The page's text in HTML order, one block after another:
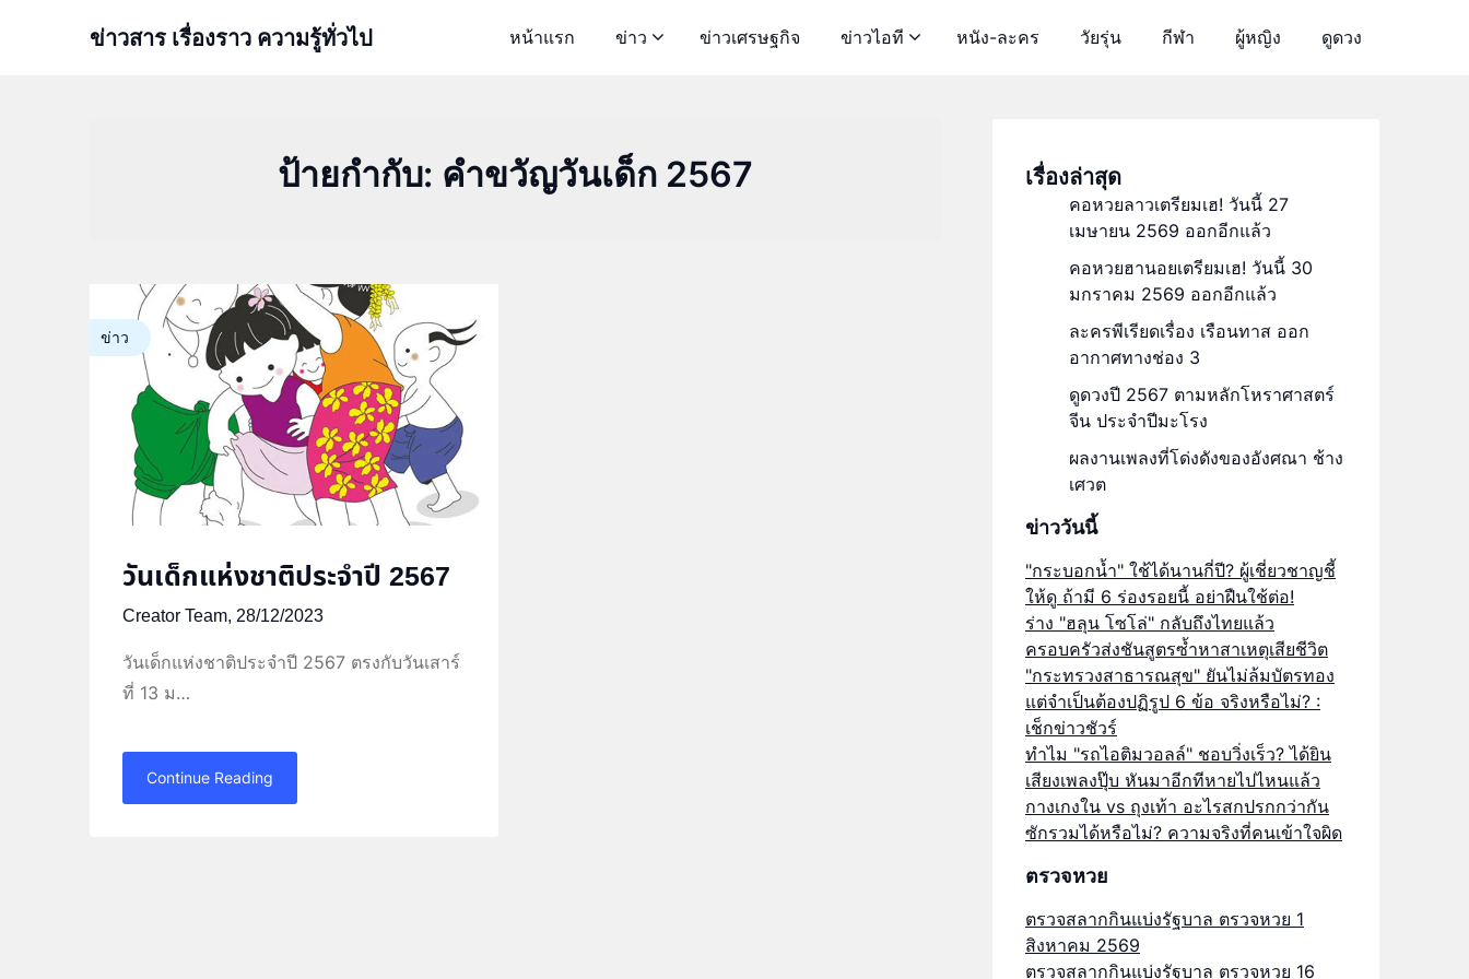
ข่าวสาร เรื่องราว ความรู้ทั่วไป หน้าแรก ข่าว ข่าวเศรษฐกิจ ข่าวไอที หนัง-ละคร วัยรุ่น กีฬา ผู้หญิง ดูดวง
ป้ายกำกับ: คำขวัญวันเด็ก 2567
ข่าว
วันเด็กแห่งชาติประจำปี 2567
Creator Team, 28/12/2023
วันเด็กแห่งชาติประจำปี 2567 ตรงกับวันเสาร์
ที่ 13 ม…
Continue Reading
เรื่องล่าสุด
คอหวยลาวเตรียมเฮ! วันนี้ 27
เมษายน 2569 ออกอีกแล้ว
คอหวยฮานอยเตรียมเฮ! วันนี้ 30
มกราคม 2569 ออกอีกแล้ว
ละครพีเรียดเรื่อง เรือนทาส ออก
อากาศทางช่อง 3
ดูดวงปี 2567 ตามหลักโหราศาสตร์
จีน ประจำปีมะโรง
ผลงานเพลงที่โด่งดังของอังศณา ช้าง
เศวต
ข่าววันนี้
"กระบอกน้ำ" ใช้ได้นานกี่ปี? ผู้เชี่ยวชาญชี้
ให้ดู ถ้ามี 6 ร่องรอยนี้ อย่าฝืนใช้ต่อ!
ร่าง "ฮลุน โซโล่" กลับถึงไทยแล้ว
ครอบครัวส่งชันสูตรซ้ำหาสาเหตุเสียชีวิต
"กระทรวงสาธารณสุข" ยันไม่ล้มบัตรทอง
แต่จำเป็นต้องปฏิรูป 6 ข้อ จริงหรือไม่? :
เช็กข่าวชัวร์
ทำไม "รถไอติมวอลล์" ชอบวิ่งเร็ว? ได้ยิน
เสียงเพลงปุ๊บ หันมาอีกทีหายไปไหนแล้ว
กางเกงใน vs ถุงเท้า อะไรสกปรกกว่ากัน
ซักรวมได้หรือไม่? ความจริงที่คนเข้าใจผิด
ตรวจหวย
ตรวจสลากกินแบ่งรัฐบาล ตรวจหวย 1
สิงหาคม 2569
ตรวจสลากกินแบ่งรัฐบาล ตรวจหวย 16